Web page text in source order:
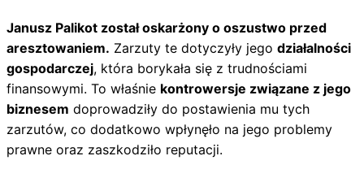
Janusz Palikot został oskarżony o oszustwo przed
aresztowaniem. Zarzuty te dotyczyły jego działalności
gospodarczej, która borykała się z trudnościami
finansowymi. To właśnie kontrowersje związane z jego
biznesem doprowadziły do postawienia mu tych
zarzutów, co dodatkowo wpłynęło na jego problemy
prawne oraz zaszkodziło reputacji.